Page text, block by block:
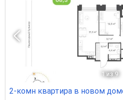
1 из 9
2-комн квартира в новом